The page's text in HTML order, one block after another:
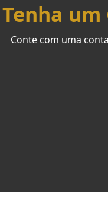
Tenha
Conte com uma